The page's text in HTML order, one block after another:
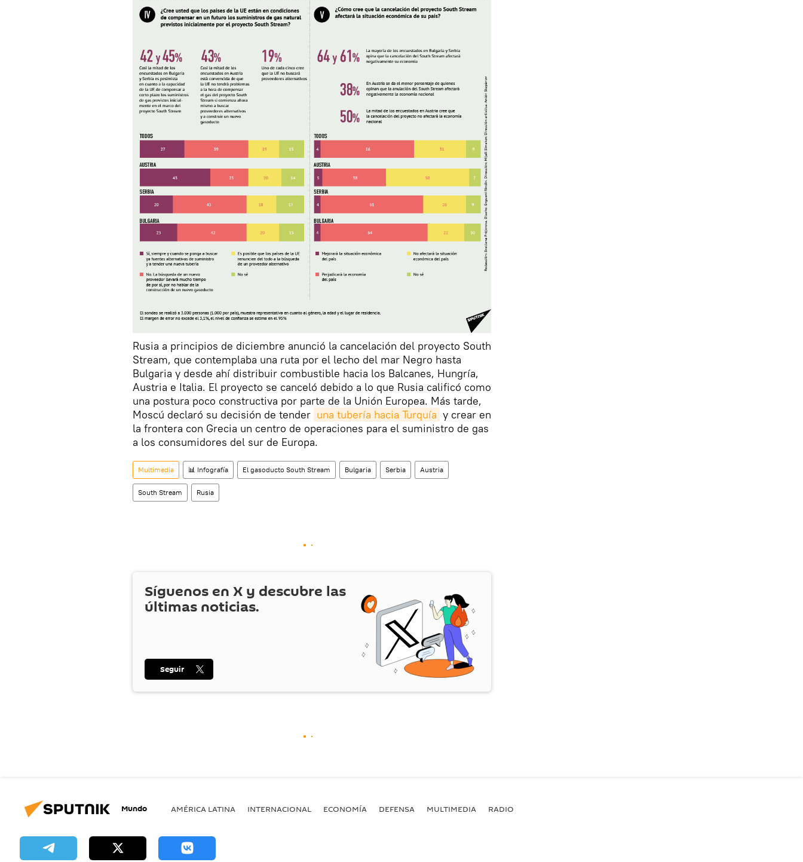
Rusia a principios de diciembre anunció la cancelación del proyecto South
Stream, que contemplaba una ruta por el lecho del mar Negro hasta
Bulgaria y desde ahí distribuir combustible hacia los Balcanes, Hungría,
Austria e Italia. El proyecto se canceló debido a lo que Rusia calificó como
una postura poco constructiva por parte de la Unión Europea. Más tarde,
Moscú declaró su decisión de tender una tubería hacia Turquía y crear en
la frontera con Grecia un centro de operaciones para el suministro de gas
a los consumidores del sur de Europa.
Multimedia 📊 Infografía El gasoducto South Stream Bulgaria Serbia Austria
South Stream Rusia
Síguenos en X y descubre las
últimas noticias.
Seguir
Mundo AMÉRICA LATINA INTERNACIONAL ECONOMÍA DEFENSA MULTIMEDIA RADIO